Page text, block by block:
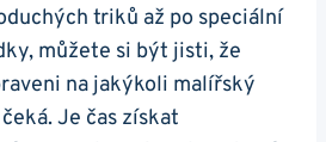
triků až po speciální
můžete si být jisti, že
na jakýkoli malířský
Je čas získat